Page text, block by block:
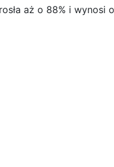
aż o 88% i wynosi